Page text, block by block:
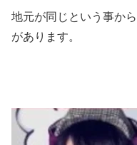
地元が同じという事か
があります。